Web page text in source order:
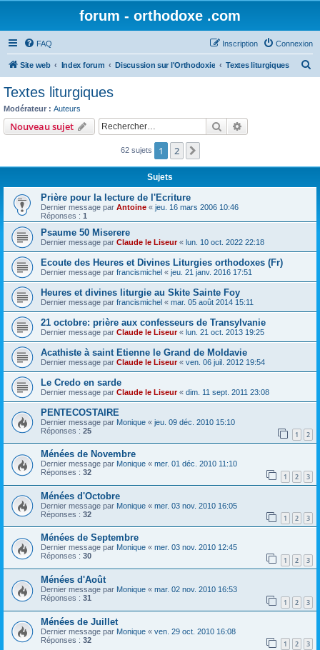
forum - orthodoxe .com
FAQ Connexion
Inscription
Site web Index forum Discussion sur l'Orthodoxie Textes liturgiques
c
Textes liturgiques
Modérateur : Auteurs
Nouveau sujet Rechercher
62 sujets 1 2
Sujets
Prière pour la lecture de l'Ecriture
Dernier message par Antoine « jeu. 16 mars 2006 10:46
Réponses : 1
Psaume 50 Miserere
Dernier message par Claude le Liseur« lun. 10 oct. 2022 22:18
Ecoute des Heures et Divines Liturgies orthodoxes (Fr)
Dernier message par francismichel « jeu. 21 janv. 2016 17:51
Heures et divines liturgie au Skite Sainte Foy
Dernier message par francismichel « mar. 05 août 2014 15:11
21 octobre: prière aux confesseurs de Transylvanie
Dernier message par Claude le Liseur« lun. 21 oct. 2013 19:25
Acathiste à saint Etienne le Grand de Moldavie
Dernier message par Claude le Liseur« ven. 06 juil. 2012 19:54
Le Credo en sarde
Dernier message par Claude le Liseur« dim. 11 sept. 2011 23:08
PENTECOSTAIRE
Dernier message par Monique « jeu. 09 déc. 2010 15:10
Réponses : 25 1 2
Ménées de Novembre
Dernier message par Monique « mer. 01 déc. 2010 11:10
Réponses : 32 1 2 3
Ménées d'Octobre
Dernier message par Monique « mer. 03 nov. 2010 16:05
Réponses : 32 1 2 3
Ménées de Septembre
Dernier message par Monique « mer. 03 nov. 2010 12:45
Réponses : 30 1 2 3
Ménées d'Août
Dernier message par Monique « mar. 02 nov. 2010 16:53
Réponses : 31 1 2 3
Ménées de Juillet
Dernier message par Monique « ven. 29 oct. 2010 16:08
Réponses : 32 1 2 3